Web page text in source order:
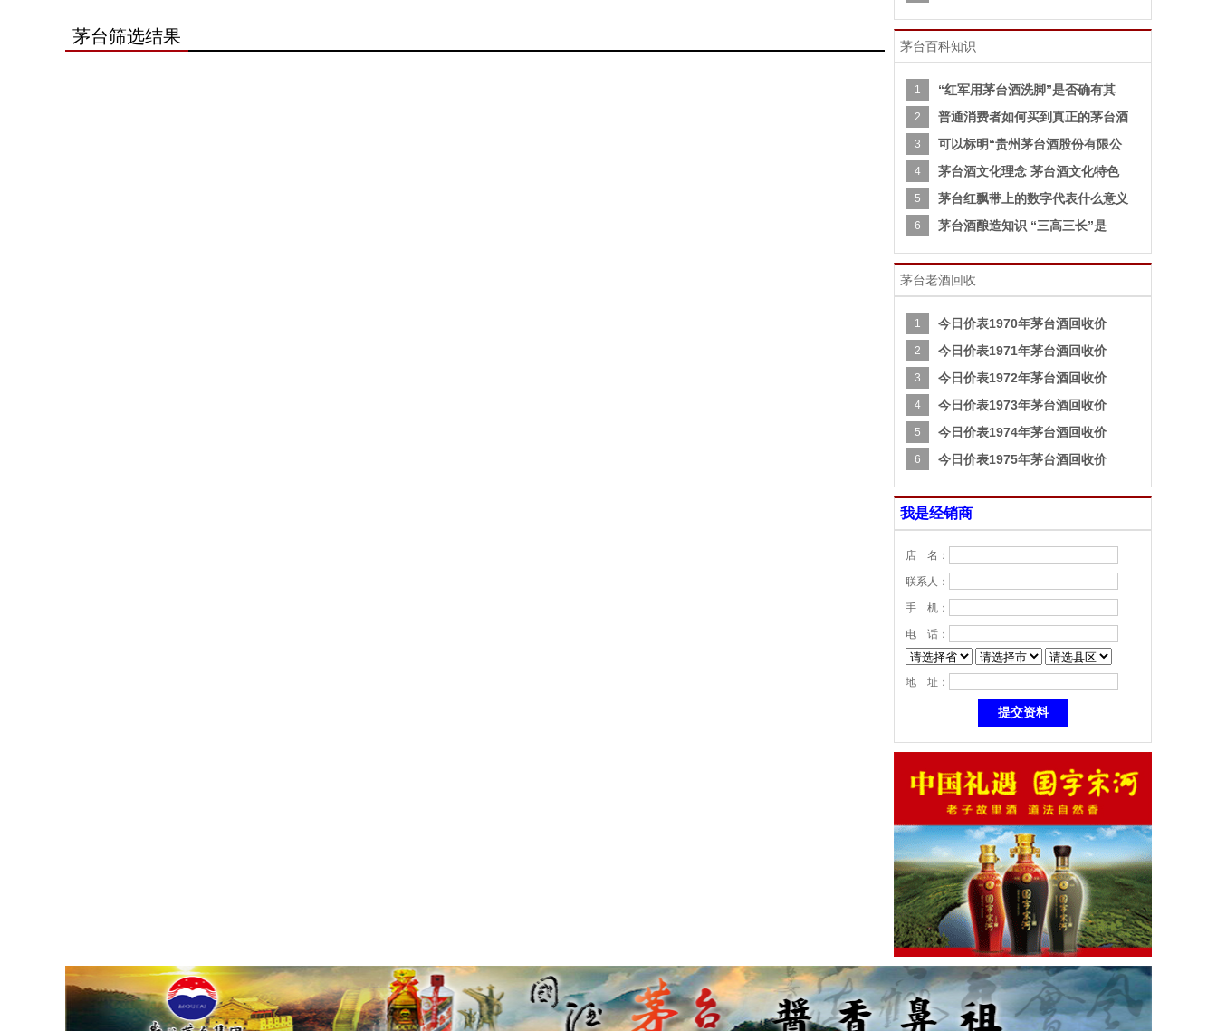
茅台筛选结果 茅台百科知识
1 “红军用茅台酒洗脚”是否确有其
2 普通消费者如何买到真正的茅台酒
3 可以标明“贵州茅台酒股份有限公
4 茅台酒文化理念 茅台酒文化特色
5 茅台红飘带上的数字代表什么意义
6 茅台酒酿造知识 “三高三长”是
茅台老酒回收
1 今日价表1970年茅台酒回收价
2 今日价表1971年茅台酒回收价
3 今日价表1972年茅台酒回收价
4 今日价表1973年茅台酒回收价
5 今日价表1974年茅台酒回收价
6 今日价表1975年茅台酒回收价
我是经销商
店 名：
联系人：
手 机：
电 话：
地 址：